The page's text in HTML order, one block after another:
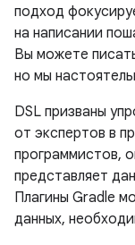
подход
на написании
Вы можете
но мы
DSL призваны
от экспертов в
программистов,
представляет
Плагины Gradle
данных,